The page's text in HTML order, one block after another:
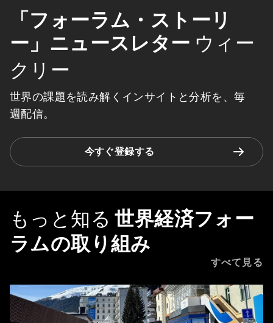
「フォーラム・ストーリ
ー」ニュースレター ウィー
クリー
世界の課題を読み解くインサイトと分析を、毎
週配信。
今すぐ登録する
もっと知る 世界経済フォー
ラムの取り組み
すべて見る